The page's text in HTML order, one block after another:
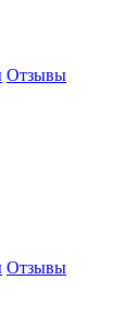
Отзывы
Отзывы